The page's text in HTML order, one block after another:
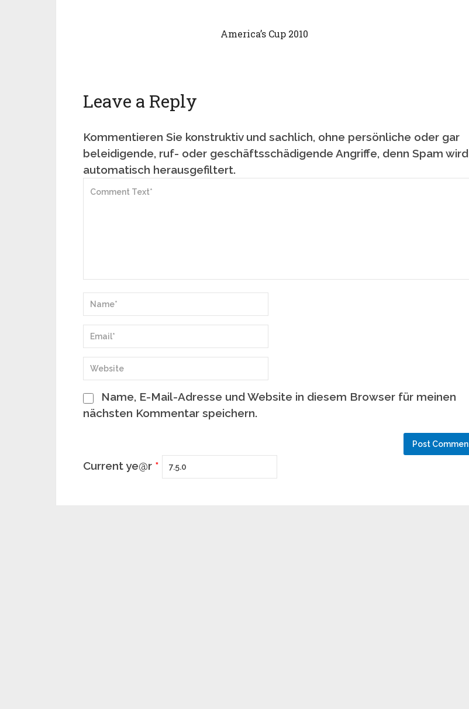
America’s Cup 2010
Leave a Reply
Kommentieren Sie konstruktiv und sachlich, ohne persönliche oder gar
beleidigende, ruf- oder geschäftsschädigende Angriffe, denn Spam wird
automatisch herausgefiltert.
Name, E-Mail-Adresse und Website in diesem Browser für meinen
nächsten Kommentar speichern.
Current ye@r *